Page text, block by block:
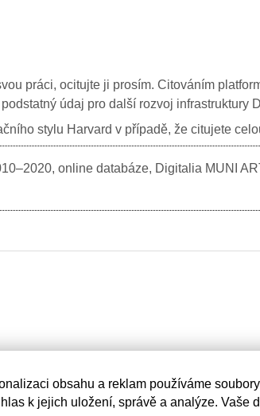
práci, ocitujte ji prosím. Citováním
údaj pro další rozvoj
stylu Harvard v případě, že citujete
online databáze, Digitalia MUNI
obsahu a reklam používáme
k jejich uložení, správě a analýze. Vaše